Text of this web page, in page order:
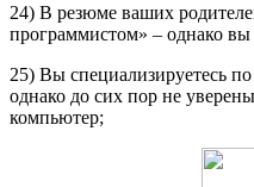
24) В резюме ваших
программистом» – однако вы
25) Вы специализируетесь
однако до сих пор не
компьютер;